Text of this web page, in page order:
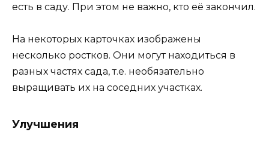
есть в саду. При этом не важно, кто её закончил.
На некоторых карточках изображены
несколько ростков. Они могут находиться в
разных частях сада, т.е. необязательно
выращивать их на соседних участках.
Улучшения